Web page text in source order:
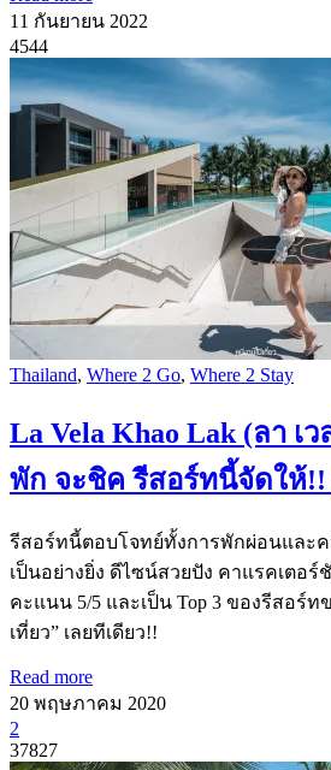
11 กันยายน 2022
4544
Thailand, Where 2 Go, Where 2 Stay
La Vela Khao Lak (ลา เ
พัก จะชิค รีสอร์ทนี้จัดให้!!
รีสอร์ทนี้ตอบโจทย์ทั้งการพักผ่อนและค
เป็นอย่างยิ่ง ดีไซน์สวยปัง คาแรคเตอร์
คะแนน 5/5 และเป็น Top 3 ของรีสอร์ท
เที่ยว” เลยทีเดียว!!
Read more
20 พฤษภาคม 2020
2
37827